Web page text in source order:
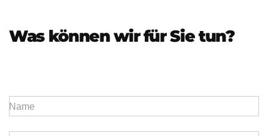
Was können wir für Sie tun?
Name